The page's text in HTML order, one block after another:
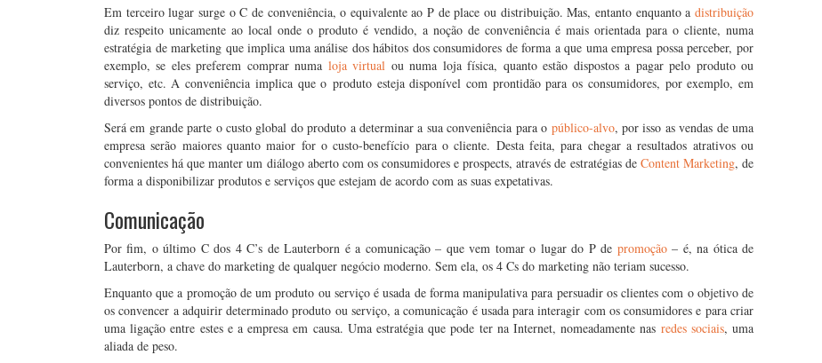
Em terceiro lugar surge o C de conveniência, o equivalente ao P de place ou distribuição. Mas, entanto enquanto a distribuição
diz respeito unicamente ao local onde o produto é vendido, a noção de conveniência é mais orientada para o cliente, numa
estratégia de marketing que implica uma análise dos hábitos dos consumidores de forma a que uma empresa possa perceber, por
exemplo, se eles preferem comprar numa loja virtual ou numa loja física, quanto estão dispostos a pagar pelo produto ou
serviço, etc. A conveniência implica que o produto esteja disponível com prontidão para os consumidores, por exemplo, em
diversos pontos de distribuição.
Será em grande parte o custo global do produto a determinar a sua conveniência para o público-alvo, por isso as vendas de uma
empresa serão maiores quanto maior for o custo-benefício para o cliente. Desta feita, para chegar a resultados atrativos ou
convenientes há que manter um diálogo aberto com os consumidores e prospects, através de estratégias de Content Marketing, de
forma a disponibilizar produtos e serviços que estejam de acordo com as suas expetativas.
Comunicação
Por fim, o último C dos 4 C’s de Lauterborn é a comunicação – que vem tomar o lugar do P de promoção– é, na ótica de
Lauterborn, a chave do marketing de qualquer negócio moderno. Sem ela, os 4 Cs do marketing não teriam sucesso.
Enquanto que a promoção de um produto ou serviço é usada de forma manipulativa para persuadir os clientes com o objetivo de
os convencer a adquirir determinado produto ou serviço, a comunicação é usada para interagir com os consumidores e para criar
uma ligação entre estes e a empresa em causa. Uma estratégia que pode ter na Internet, nomeadamente nas redes sociais, uma
aliada de peso.